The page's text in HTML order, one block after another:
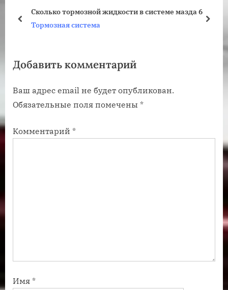
а
а
и
с
:
з
п
и
Сколько тормозной жидкости в системе мазда 6
Тормозная система
пред
Добавить комментарий
Ваш адрес email не будет опубликован.
Обязательные поля помечены *
Комментарий *
Имя *